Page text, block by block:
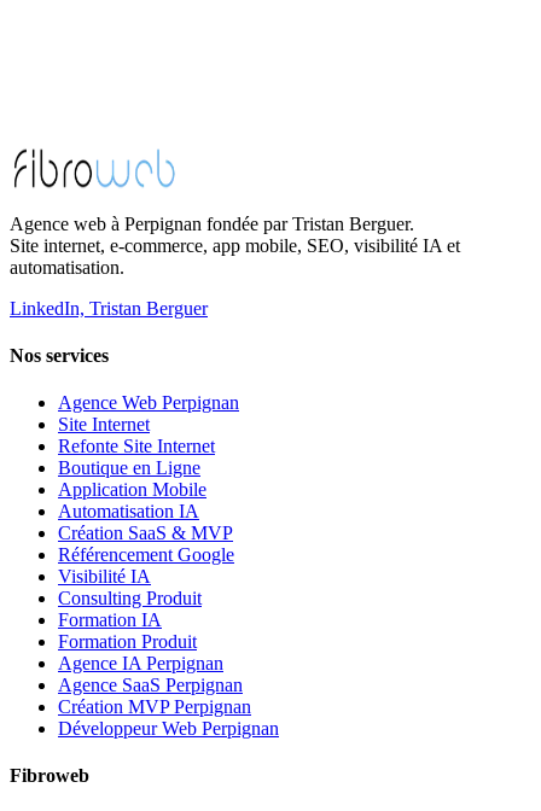
Agence web à Perpignan fondée par Tristan Berguer.
Site internet, e-commerce, app mobile, SEO, visibilité IA et
automatisation.
LinkedIn, Tristan Berguer
Nos services
Agence Web Perpignan
Site Internet
Refonte Site Internet
Boutique en Ligne
Application Mobile
Automatisation IA
Création SaaS & MVP
Référencement Google
Visibilité IA
Consulting Produit
Formation IA
Formation Produit
Agence IA Perpignan
Agence SaaS Perpignan
Création MVP Perpignan
Développeur Web Perpignan
Fibroweb